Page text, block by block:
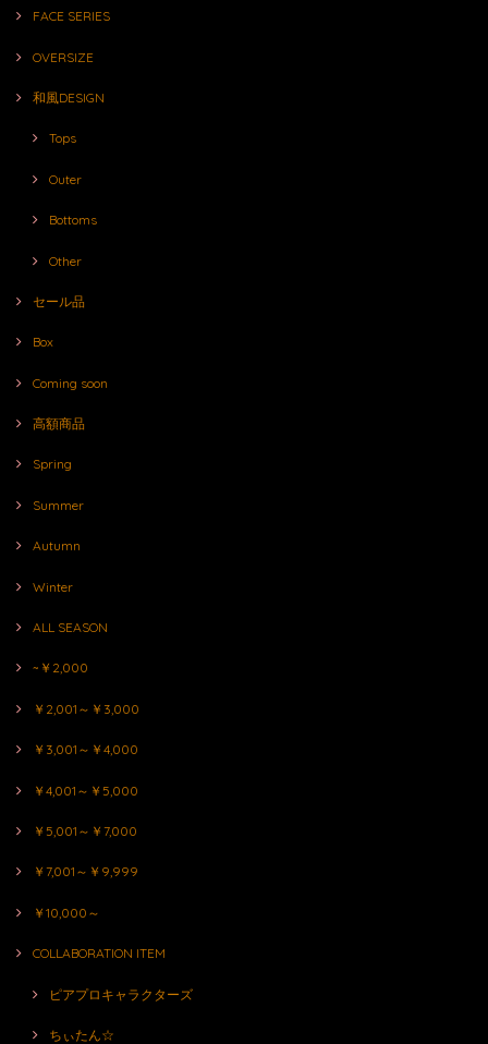
FACE SERIES
OVERSIZE
和風DESIGN
Tops
Outer
Bottoms
Other
セール品
Box
Coming soon
高額商品
Spring
Summer
Autumn
Winter
ALL SEASON
~￥2,000
￥2,001～￥3,000
￥3,001～￥4,000
￥4,001～￥5,000
￥5,001～￥7,000
￥7,001～￥9,999
￥10,000～
COLLABORATION ITEM
ピアプロキャラクターズ
ちぃたん☆